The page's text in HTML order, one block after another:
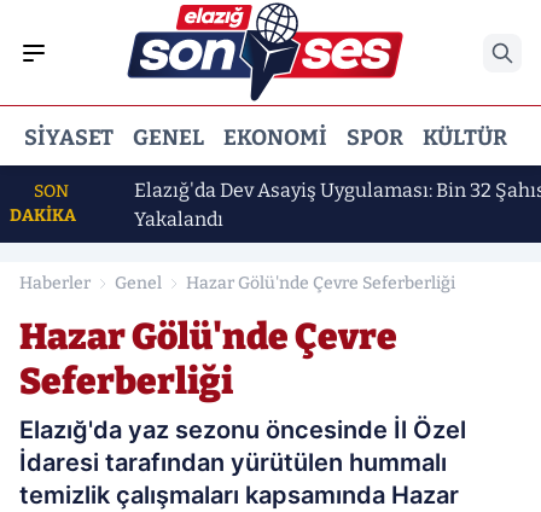
SIYASET GENEL EKONOMI SPOR KÜLTÜR
SON
DAKİKA
Elazığ'da Dev Asayiş Uygulaması: Bin 32 Şahıs
Yakalandı
Haberler Genel Hazar Gölü'nde Çevre Seferberliği
Hazar Gölü'nde Çevre
Seferberliği
Elazığ'da yaz sezonu öncesinde İl Özel
İdaresi tarafından yürütülen hummalı
temizlik çalışmaları kapsamında Hazar